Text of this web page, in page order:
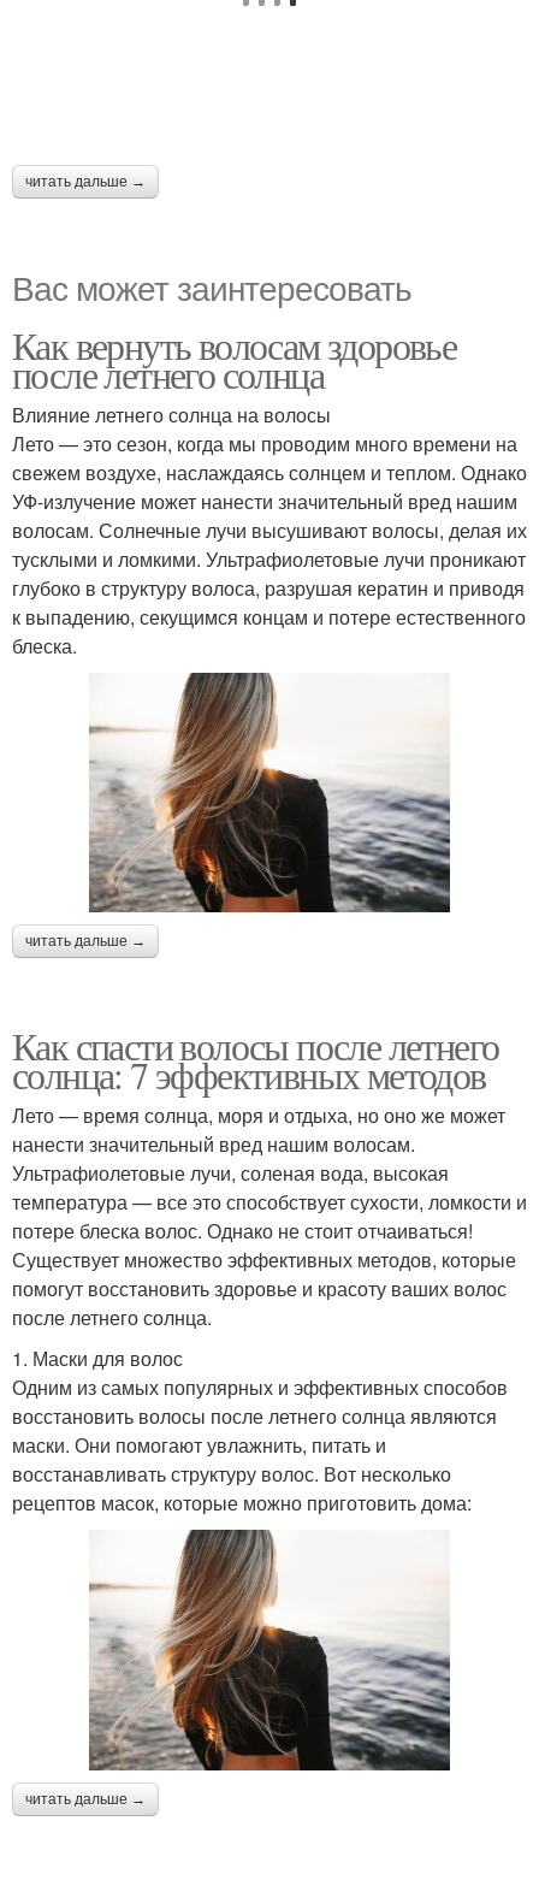
читать дальше →
Вас может заинтересовать
Как вернуть волосам здоровье
после летнего солнца
Влияние летнего солнца на волосы
Лето — это сезон, когда мы проводим много времени на
свежем воздухе, наслаждаясь солнцем и теплом. Однако
УФ-излучение может нанести значительный вред нашим
волосам. Солнечные лучи высушивают волосы, делая их
тусклыми и ломкими. Ультрафиолетовые лучи проникают
глубоко в структуру волоса, разрушая кератин и приводя
к выпадению, секущимся концам и потере естественного
блеска.
читать дальше →
Как спасти волосы после летнего
солнца: 7 эффективных методов
Лето — время солнца, моря и отдыха, но оно же может
нанести значительный вред нашим волосам.
Ультрафиолетовые лучи, соленая вода, высокая
температура — все это способствует сухости, ломкости и
потере блеска волос. Однако не стоит отчаиваться!
Существует множество эффективных методов, которые
помогут восстановить здоровье и красоту ваших волос
после летнего солнца.
1. Маски для волос
Одним из самых популярных и эффективных способов
восстановить волосы после летнего солнца являются
маски. Они помогают увлажнить, питать и
восстанавливать структуру волос. Вот несколько
рецептов масок, которые можно приготовить дома:
читать дальше →